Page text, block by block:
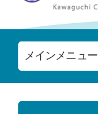
メインメニュー